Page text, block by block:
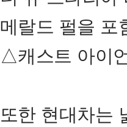
메랄드 펄을
△캐스트 아이
또한 현대차는